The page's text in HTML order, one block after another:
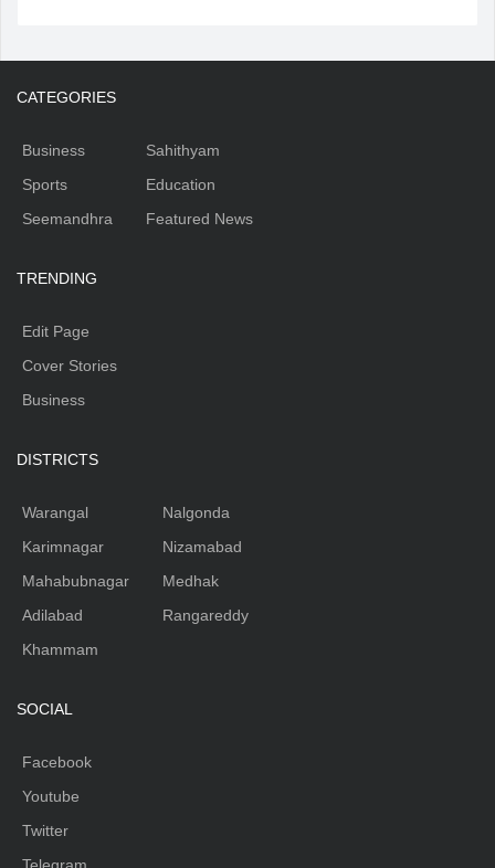
CATEGORIES
Business
Sports
Seemandhra
Sahithyam
Education
Featured News
TRENDING
Edit Page
Cover Stories
Business
DISTRICTS
Warangal
Karimnagar
Mahabubnagar
Adilabad
Khammam
Nalgonda
Nizamabad
Medhak
Rangareddy
SOCIAL
Facebook
Youtube
Twitter